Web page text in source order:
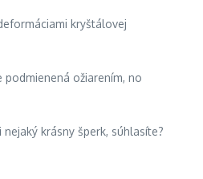
kryštálovej
ožiarením, no
krásny šperk, súhlasíte?